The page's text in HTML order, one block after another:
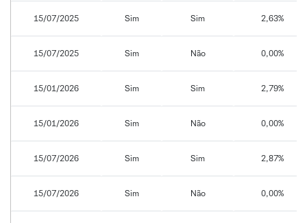
15/07/2025 Sim Sim 2,63%
15/07/2025 Sim Não 0,00%
15/01/2026 Sim Sim 2,79%
15/01/2026 Sim Não 0,00%
15/07/2026 Sim Sim 2,87%
15/07/2026 Sim Não 0,00%